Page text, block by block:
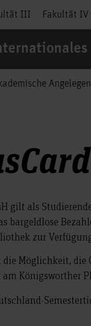
III Fakultät IV
gilt als
bargeldlose
zur
Möglichkeit, die
Königsworther